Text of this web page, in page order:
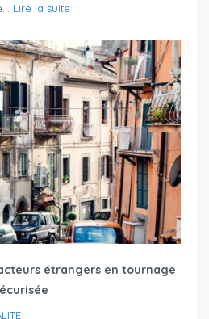
Lire la suite
étrangers en tournage